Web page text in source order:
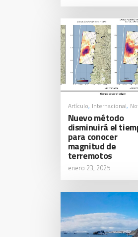
Artículo, Internacional,
Nuevo método
disminuirá el
para conocer
magnitud de
terremotos
enero 23, 2025